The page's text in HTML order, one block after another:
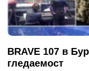
BRAVE 107 в
гледаемост